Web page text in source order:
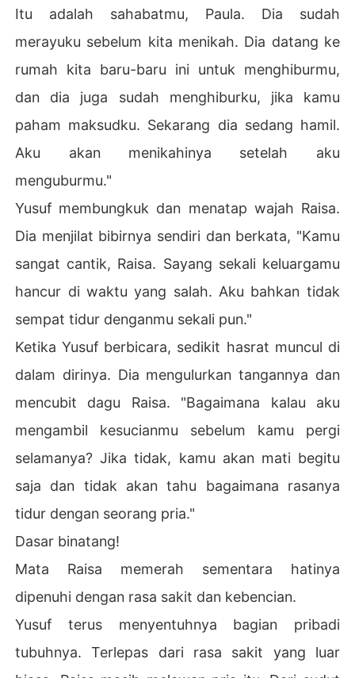
Itu adalah sahabatmu, Paula. Dia sudah
merayuku sebelum kita menikah. Dia datang ke
rumah kita baru-baru ini untuk menghiburmu,
dan dia juga sudah menghiburku, jika kamu
paham maksudku. Sekarang dia sedang hamil.
Aku akan menikahinya setelah aku
menguburmu."
Yusuf membungkuk dan menatap wajah Raisa.
Dia menjilat bibirnya sendiri dan berkata, "Kamu
sangat cantik, Raisa. Sayang sekali keluargamu
hancur di waktu yang salah. Aku bahkan tidak
sempat tidur denganmu sekali pun."
Ketika Yusuf berbicara, sedikit hasrat muncul di
dalam dirinya. Dia mengulurkan tangannya dan
mencubit dagu Raisa. "Bagaimana kalau aku
mengambil kesucianmu sebelum kamu pergi
selamanya? Jika tidak, kamu akan mati begitu
saja dan tidak akan tahu bagaimana rasanya
tidur dengan seorang pria."
Dasar binatang!
Mata Raisa memerah sementara hatinya
dipenuhi dengan rasa sakit dan kebencian.
Yusuf terus menyentuhnya bagian pribadi
tubuhnya. Terlepas dari rasa sakit yang luar